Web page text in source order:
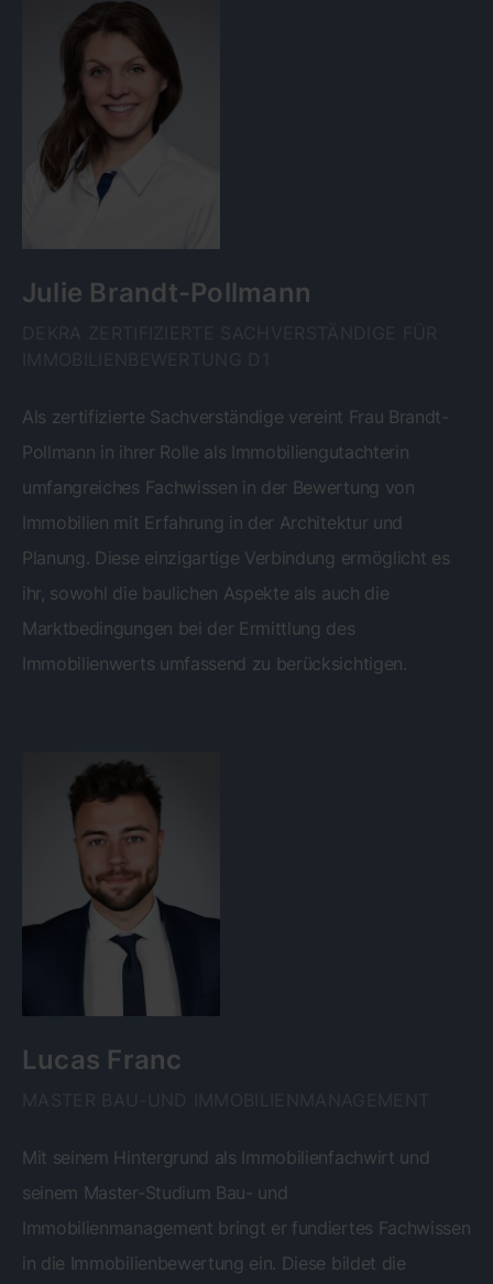
Julie Brandt-Pollmann
Als zertifizierte Sachverständige vereint Frau Brandt-
Pollmann in ihrer Rolle als Immobiliengutachterin
umfangreiches Fachwissen in der Bewertung von
Immobilien mit Erfahrung in der Architektur und
Planung. Diese einzigartige Verbindung ermöglicht es
ihr, sowohl die baulichen Aspekte als auch die
Marktbedingungen bei der Ermittlung des
Immobilienwerts umfassend zu berücksichtigen.
Lucas Franc
Mit seinem Hintergrund als Immobilienfachwirt und
seinem Master-Studium Bau- und
Immobilienmanagement bringt er fundiertes Fachwissen
in die Immobilienbewertung ein. Diese bildet die